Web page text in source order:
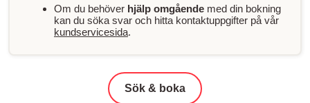
Om du behöver hjälp omgående med din bokning
kan du söka svar och hitta kontaktuppgifter på vår
kundservicesida.
Sök & boka